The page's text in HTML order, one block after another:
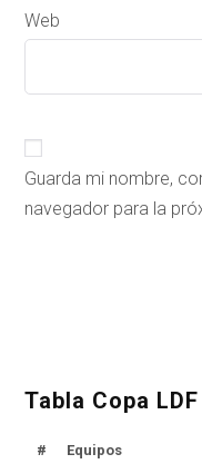
Web
Guarda mi nombre,
navegador para la
Tabla Copa LDF
# Equipos